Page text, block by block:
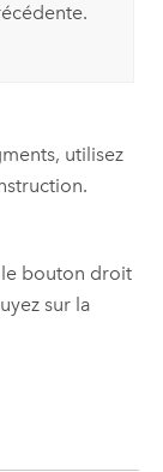
utilisez
bouton droit
sur la